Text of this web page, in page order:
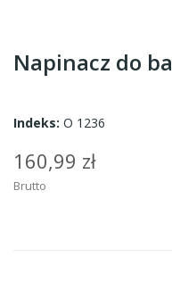
Napinacz do
Indeks: O 1236
160,99 zł
Brutto